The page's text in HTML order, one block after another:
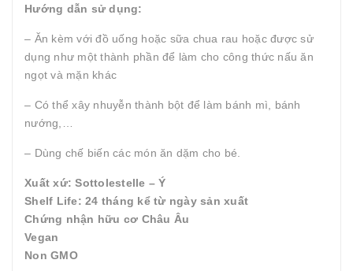
Hướng dẫn sử dụng:
– Ăn kèm với đồ uống hoặc sữa chua rau hoặc được sử
dụng như một thành phần để làm cho công thức nấu ăn
ngọt và mặn khác
– Có thể xây nhuyễn thành bột để làm bánh mì, bánh
nướng,…
– Dùng chế biến các món ăn dặm cho bé.
Xuất xứ: Sottolestelle – Ý
Shelf Life: 24 tháng kể từ ngày sản xuất
Chứng nhận hữu cơ Châu Âu
Vegan
Non GMO